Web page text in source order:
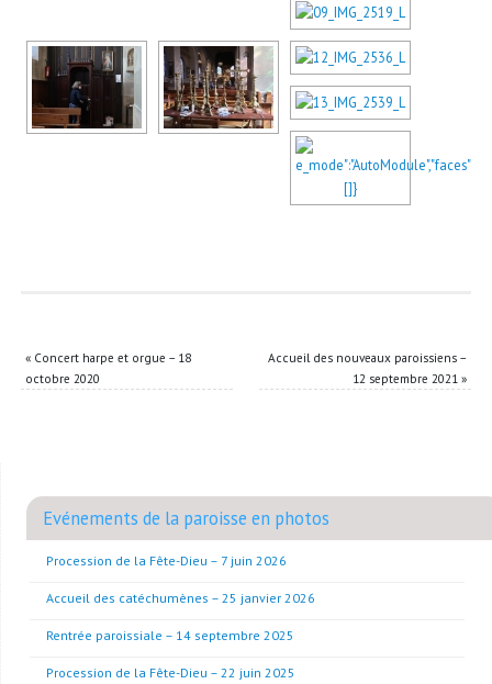
«Concert harpe et orgue – 18
octobre 2020
Accueil des nouveaux paroissiens –
12 septembre 2021»
Evénements de la paroisse en photos
Procession de la Fête-Dieu – 7 juin 2026
Accueil des catéchumènes – 25 janvier 2026
Rentrée paroissiale – 14 septembre 2025
Procession de la Fête-Dieu – 22 juin 2025